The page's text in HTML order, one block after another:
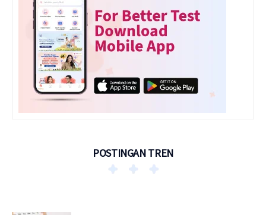
POSTINGAN TREN